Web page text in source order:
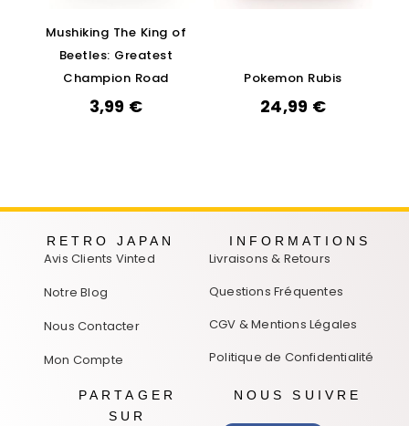
Mushiking The King of
Beetles: Greatest
Champion Road
3,99 €
Pokemon Rubis
24,99 €
RETRO JAPAN
Avis Clients Vinted
Notre Blog
Nous Contacter
Mon Compte
INFORMATIONS
Livraisons & Retours
Questions Fréquentes
CGV & Mentions Légales
Politique de Confidentialité
PARTAGER
SUR
NOUS SUIVRE